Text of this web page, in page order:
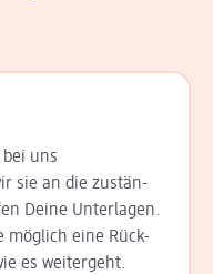
uns
sie an die zu­stän­
Deine Unterlagen.
möglich eine Rück­
es weitergeht.